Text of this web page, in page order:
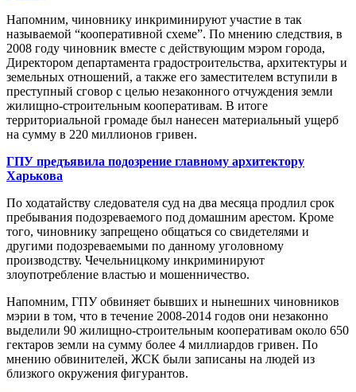
Напомним, чиновнику инкриминируют участие в так
называемой “кооперативной схеме”. По мнению следствия, в
2008 году чиновник вместе с действующим мэром города,
Директором департамента градостроительства, архитектуры и
земельных отношений, а также его заместителем вступили в
преступный сговор с целью незаконного отчуждения земли
жилищно-строительным кооперативам. В итоге
территориальной громаде был нанесен материальный ущерб
на сумму в 220 миллионов гривен.
ГПУ предъявила подозрение главному архитектору
Харькова
По ходатайству следователя суд на два месяца продлил срок
пребывания подозреваемого под домашним арестом. Кроме
того, чиновнику запрещено общаться со свидетелями и
другими подозреваемыми по данному уголовному
производству. Чечельницкому инкриминируют
злоупотребление властью и мошенничество.
Напомним, ГПУ обвиняет бывших и нынешних чиновников
мэрии в том, что в течение 2008-2014 годов они незаконно
выделили 90 жилищно-строительным кооперативам около 650
гектаров земли на сумму более 4 миллиардов гривен. По
мнению обвинителей, ЖСК были записаны на людей из
близкого окружения фигурантов.